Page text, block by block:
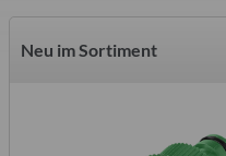
Neu im Sortiment